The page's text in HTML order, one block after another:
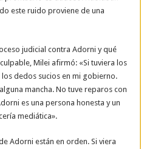
este ruido proviene de una
judicial contra Adorni y qué
Milei afirmó: «Si tuviera los
dedos sucios en mi gobierno.
mancha. No tuve reparos con
es una persona honesta y un
mediática».
Adorni están en orden. Si viera